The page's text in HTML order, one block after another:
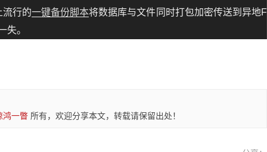
流行的一键备份脚本将数据库与文件同时打包加密传送到异地F
失。
鸿一瞥 所有，欢迎分享本文，转载请保留出处！